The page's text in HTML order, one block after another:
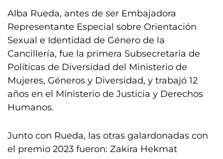
Alba Rueda, antes de ser Embajadora
Representante Especial sobre Orientación
Sexual e Identidad de Género de la
Cancillería, fue la primera Subsecretaria de
Políticas de Diversidad del Ministerio de
Mujeres, Géneros y Diversidad, y trabajó 12
años en el Ministerio de Justicia y Derechos
Humanos.
Junto con Rueda, las otras galardonadas con
el premio 2023 fueron: Zakira Hekmat